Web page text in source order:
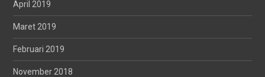
April 2019
Maret 2019
Februari 2019
November 2018